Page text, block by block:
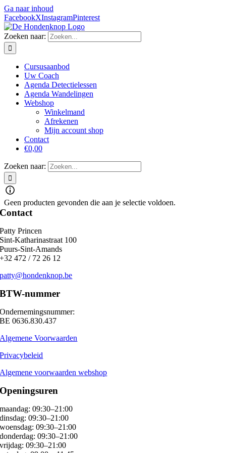
Ga naar inhoud
FacebookXInstagramPinterest
Zoeken naar:
Cursusaanbod
Uw Coach
Agenda Detectielessen
Agenda Wandelingen
Webshop
Winkelmand
Afrekenen
Mijn account shop
Contact
€0,00
Zoeken naar:
Geen producten gevonden die aan je selectie voldoen.
Contact
Patty Princen
Sint-Katharinastraat 100
Puurs-Sint-Amands
+32 472 / 72 26 12
patty@hondenknop.be
BTW-nummer
Ondernemingsnummer:
BE 0636.830.437
Algemene Voorwaarden
Privacybeleid
Algemene voorwaarden webshop
Openingsuren
maandag: 09:30–21:00
dinsdag: 09:30–21:00
woensdag: 09:30–21:00
donderdag: 09:30–21:00
vrijdag: 09:30–21:00